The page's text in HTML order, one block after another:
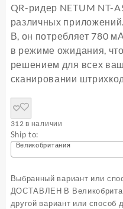
QR-ридер NETUM NT-
различных
В, он потребляет 780
в режиме ожидания,
решением для всех
сканировании
312 в наличии
Ship to:
Великобритания
Выбранный вариант или
ДОСТАВЛЕН В
другой вариант или способ